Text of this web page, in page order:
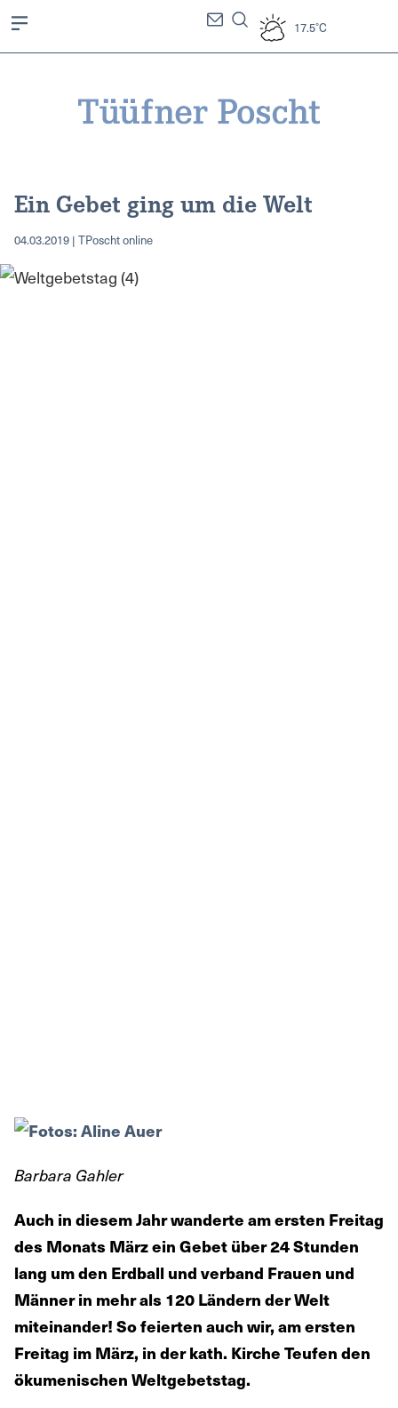
17.5°C
Ein Gebet ging um die Welt
04.03.2019 | TPoscht online
Barbara Gahler
Auch in diesem Jahr wanderte am ersten Freitag
des Monats März ein Gebet über 24 Stunden
lang um den Erdball und verband Frauen und
Männer in mehr als 120 Ländern der Welt
miteinander! So feierten auch wir, am ersten
Freitag im März, in der kath. Kirche Teufen den
ökumenischen Weltgebetstag.